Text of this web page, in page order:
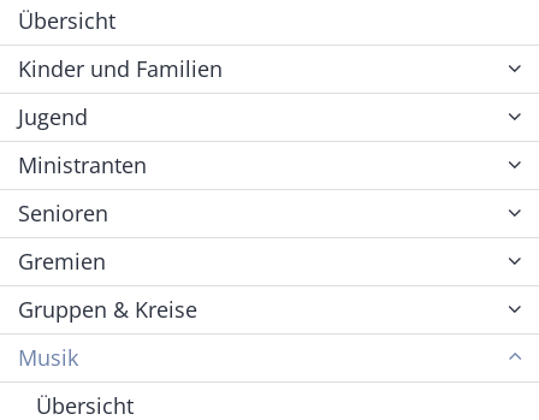
Übersicht
Kinder und Familien
Jugend
Ministranten
Senioren
Gremien
Gruppen & Kreise
Musik
Übersicht